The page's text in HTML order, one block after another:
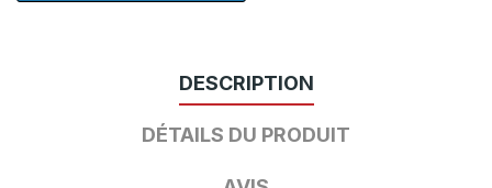
DESCRIPTION
DÉTAILS DU PRODUIT